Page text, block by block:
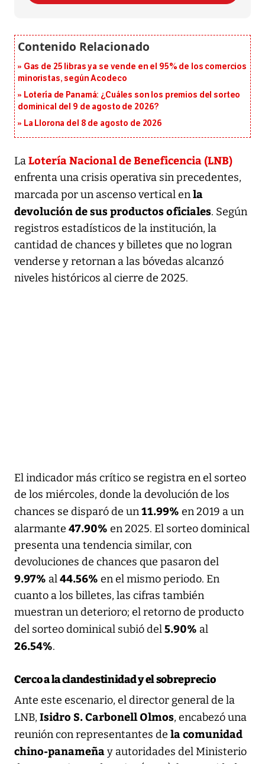
Gas de 25 libras ya se vende en el 95% de los comercios
minoristas, según Acodeco
Lotería de Panamá: ¿Cuáles son los premios del sorteo
dominical del 9 de agosto de 2026?
La Llorona del 8 de agosto de 2026
LaLotería Nacional de Beneficencia (LNB)
enfrenta una crisis operativa sin precedentes,
marcada por un ascenso vertical enla
devolución de sus productos oficiales. Según
registros estadísticos de la institución, la
cantidad de chances y billetes que no logran
venderse y retornan a las bóvedas alcanzó
niveles históricos al cierre de 2025.
El indicador más crítico se registra en el sorteo
de los miércoles, donde la devolución de los
chances se disparó de un11.99% en 2019 a un
alarmante 47.90% en 2025. El sorteo dominical
presenta una tendencia similar, con
devoluciones de chances que pasaron del
9.97% al44.56% en el mismo periodo. En
cuanto a los billetes, las cifras también
muestran un deterioro; el retorno de producto
del sorteo dominical subió del5.90% al
26.54%.
Cerco a la clandestinidad y el sobreprecio
Ante este escenario, el director general de la
LNB, Isidro S. Carbonell Olmos, encabezó una
reunión con representantes de la comunidad
chino-panameñay autoridades del Ministerio